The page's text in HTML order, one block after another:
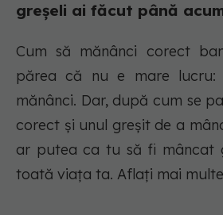
greșeli ai făcut până
Cum să mănânci corect
părea că nu e mare
mănânci. Dar, după cum se
corect și unul greșit de a
ar putea ca tu să fi mâncat
toată viața ta. Aflați mai